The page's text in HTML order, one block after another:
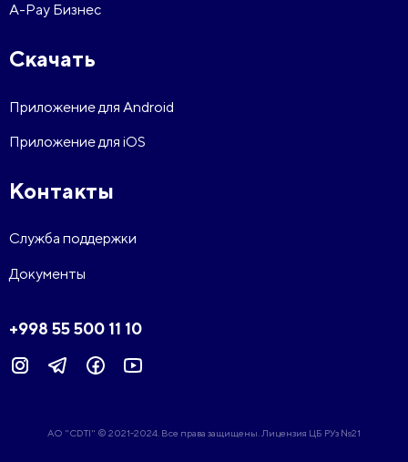
A-Pay Бизнес
Скачать
Приложение для Android
Приложение для iOS
Контакты
Служба поддержки
Документы
+998 55 500 11 10
АО "CDTI" © 2021-2024. Все права защищены. Лицензия ЦБ РУз №21